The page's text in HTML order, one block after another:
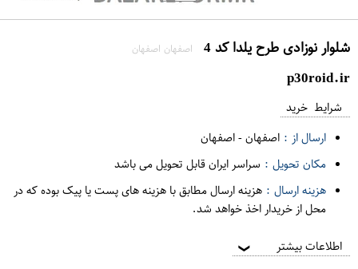
شلوار نوزادی طرح یلدا کد 4 اصفهان اصفهان
p30roid.ir
شرایط خرید
ارسال از : اصفهان-اصفهان
مکان تحویل : سراسر ایران قابل تحویل می باشد
هزینه ارسال : هزینه ارسال مطابق با هزینه های پست یا پیک بوده که در
محل از خریدار اخذ خواهد شد.
اطلاعات بیشتر ❯